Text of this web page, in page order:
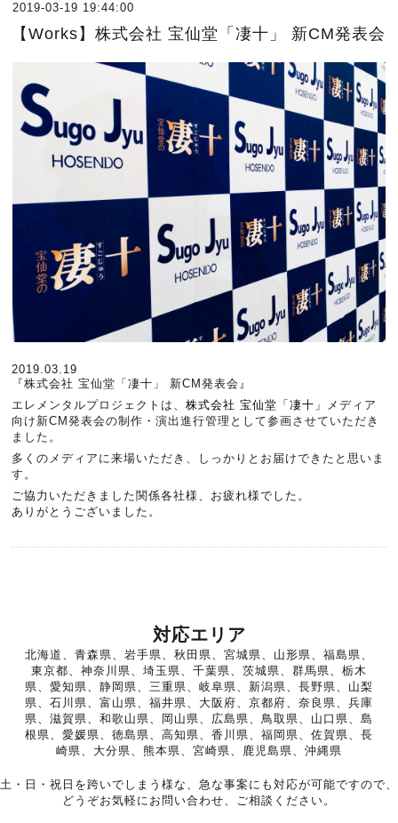
2019-03-19 19:44:00
【Works】株式会社 宝仙堂「凄十」 新CM発表会
2019.03.19
『株式会社 宝仙堂「凄十」 新CM発表会』
エレメンタルプロジェクトは、株式会社 宝仙堂「凄十」
メディア
向け新CM発表会の制作・演出進行管理として参画させていただき
ました。
多くのメディアに来場いただき、しっかりとお届けできたと思いま
す。
ご協力いただきました関係各社様、お疲れ様でした。
ありがとうございました。
対応エリア
北海道、青森県、岩手県、秋田県、宮城県、山形県、福島県、
東京都、神奈川県、埼玉県、千葉県、茨城県、群馬県、栃木
県、愛知県、静岡県、三重県、岐阜県、新潟県、長野県、山梨
県、石川県、富山県、福井県、大阪府、京都府、奈良県、兵庫
県、滋賀県、和歌山県、岡山県、広島県、鳥取県、山口県、島
根県、愛媛県、徳島県、高知県、香川県、福岡県、佐賀県、長
崎県、大分県、熊本県、宮崎県、鹿児島県、沖縄県
土・日・祝日を跨いでしまう様な、急な事案にも対応が可能ですので、
どうぞお気軽にお問い合わせ、ご相談ください。